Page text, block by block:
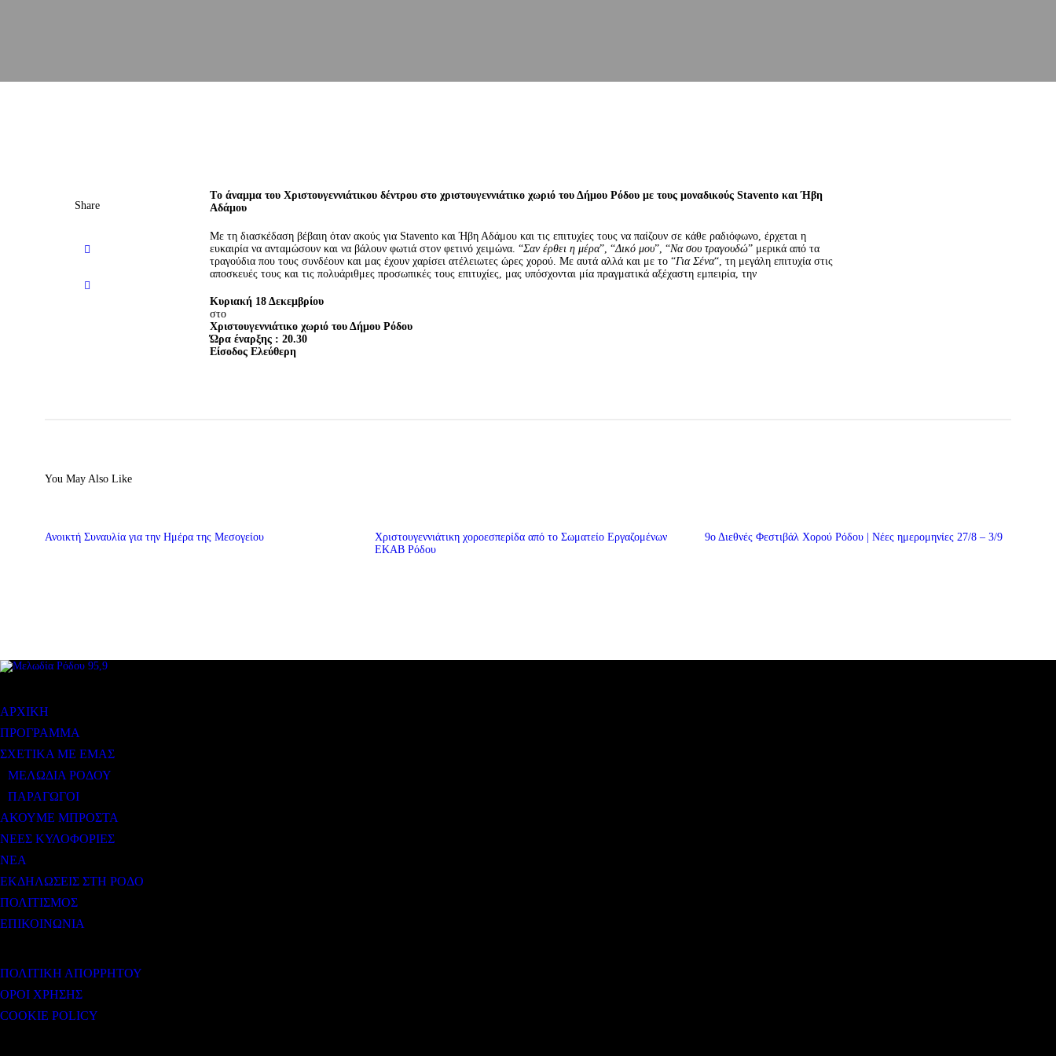
Share
Tο άναμμα του Χριστουγεννιάτικου δέντρου στο χριστουγεννιάτικο χωριό του Δήμου Ρόδου με τους μοναδικούς Stavento και Ήβη
Αδάμου
Με τη διασκέδαση βέβαιη όταν ακούς για Stavento και Ήβη Αδάμου και τις επιτυχίες τους να παίζουν σε κάθε ραδιόφωνο, έρχεται η
ευκαιρία να ανταμώσουν και να βάλουν φωτιά στον φετινό χειμώνα. “Σαν έρθει η μέρα”, “Δικό μου”, “Να σου τραγουδώ” μερικά από τα
τραγούδια που τους συνδέουν και μας έχουν χαρίσει ατέλειωτες ώρες χορού. Με αυτά αλλά και με το “Για Σένα“, τη μεγάλη επιτυχία στις
αποσκευές τους και τις πολυάριθμες προσωπικές τους επιτυχίες, μας υπόσχονται μία πραγματικά αξέχαστη εμπειρία, την
Κυριακή 18 Δεκεμβρίου
στο
Χριστουγεννιάτικο χωριό του Δήμου Ρόδου
Ώρα έναρξης : 20.30
Είσοδος Ελεύθερη
You May Also Like
Ανοικτή Συναυλία για την Ημέρα της Μεσογείου
Χριστουγεννιάτικη χοροεσπερίδα από το Σωματείο Εργαζομένων
ΕΚΑΒ Ρόδου
9ο Διεθνές Φεστιβάλ Χορού Ρόδου | Νέες ημερομηνίες 27/8 – 3/9
ΜΕΝΟΥ
ΑΡΧΙΚΗ
ΠΡΟΓΡΑΜΜΑ
ΣΧΕΤΙΚΑ ΜΕ ΕΜΑΣ
ΜΕΛΩΔΙΑ ΡΟΔΟΥ
ΠΑΡΑΓΩΓΟΙ
ΑΚΟΥΜΕ ΜΠΡΟΣΤΑ
ΝΕΕΣ ΚΥΛΟΦΟΡΙΕΣ
ΝΕΑ
ΕΚΔΗΛΩΣΕΙΣ ΣΤΗ ΡΟΔΟ
ΠΟΛΙΤΙΣΜΟΣ
ΕΠΙΚΟΙΝΩΝΙΑ
ΠΟΛΙΤΙΚΗ ΑΠΟΡΡΗΤΟΥ
ΟΡΟΙ ΧΡΗΣΗΣ
COOKIE POLICY